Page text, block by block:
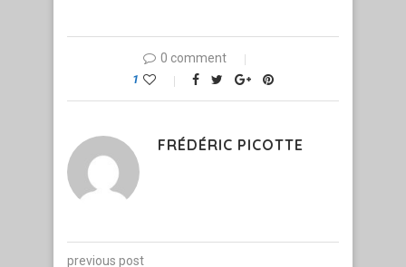
0 comment
1
FRÉDÉRIC PICOTTE
previous post